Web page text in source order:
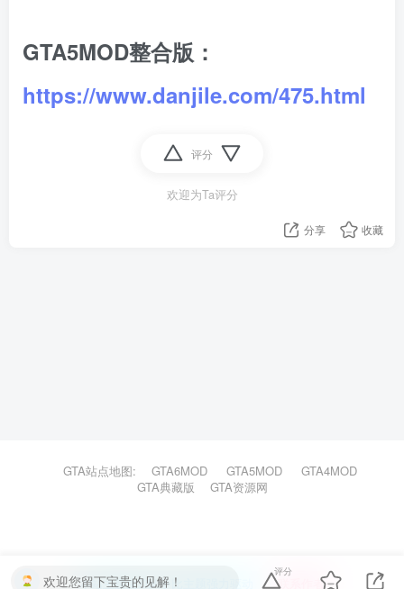
GTA5MOD整合版：
https://www.danjile.com/475.html
评分
欢迎为Ta评分
分享 收藏
GTA站点地图: GTA6MOD GTA5MOD
GTA4MOD
GTA典藏版
GTA资源网
欢迎您留下宝贵的见解！
评分
本站主题由Zibll子比主题强力驱动 联系作者